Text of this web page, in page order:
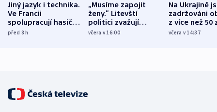
Jiný jazyk i technika.
Ve Francii
spolupracují hasiči z
různých zemí
před 8h
„Musíme zapojit
ženy.“ Litevští
politici zvažují
dohodu o
včera v 16:00
Na Ukrajině
zadržováni
z více než 50
Bojovali na
včera v 14:37